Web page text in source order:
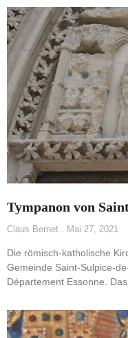
Tympanon von
Claus Bernet Mai 27, 2021
Die römisch-katholische
Gemeinde Saint-Sulpice-
Département Essonne.